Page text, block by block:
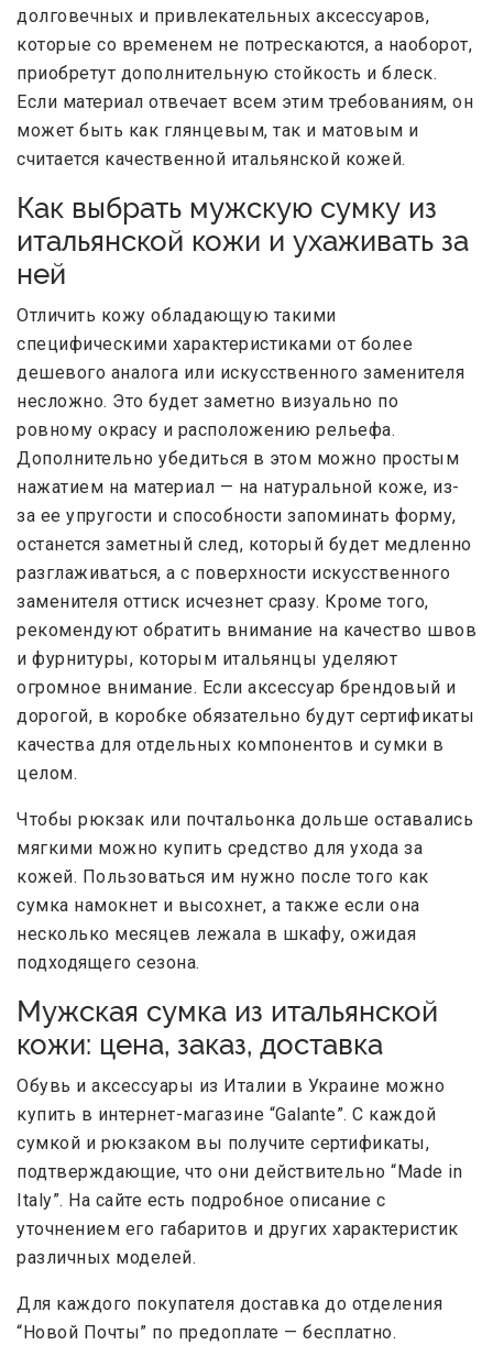
долговечных и привлекательных аксессуаров,
которые со временем не потрескаются, а наоборот,
приобретут дополнительную стойкость и блеск.
Если материал отвечает всем этим требованиям, он
может быть как глянцевым, так и матовым и
считается качественной итальянской кожей.
Как выбрать мужскую сумку из
итальянской кожи и ухаживать за
ней
Отличить кожу обладающую такими
специфическими характеристиками от более
дешевого аналога или искусственного заменителя
несложно. Это будет заметно визуально по
ровному окрасу и расположению рельефа.
Дополнительно убедиться в этом можно простым
нажатием на материал — на натуральной коже, из-
за ее упругости и способности запоминать форму,
останется заметный след, который будет медленно
разглаживаться, а с поверхности искусственного
заменителя оттиск исчезнет сразу. Кроме того,
рекомендуют обратить внимание на качество швов
и фурнитуры, которым итальянцы уделяют
огромное внимание. Если аксессуар брендовый и
дорогой, в коробке обязательно будут сертификаты
качества для отдельных компонентов и сумки в
целом.
Чтобы рюкзак или почтальонка дольше оставались
мягкими можно купить средство для ухода за
кожей. Пользоваться им нужно после того как
сумка намокнет и высохнет, а также если она
несколько месяцев лежала в шкафу, ожидая
подходящего сезона.
Мужская сумка из итальянской
кожи: цена, заказ, доставка
Обувь и аксессуары из Италии в Украине можно
купить в интернет-магазине “Galante”. С каждой
сумкой и рюкзаком вы получите сертификаты,
подтверждающие, что они действительно “Made in
Italy”. На сайте есть подробное описание с
уточнением его габаритов и других характеристик
различных моделей.
Для каждого покупателя доставка до отделения
“Новой Почты” по предоплате — бесплатно.